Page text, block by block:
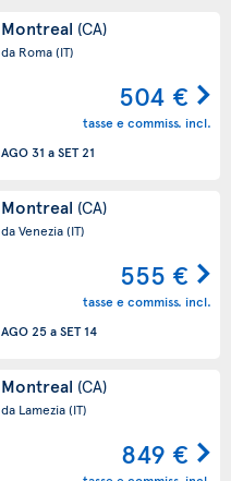
Montreal (CA)
da Roma(IT)
504 €
tasse e commiss. incl.
AGO 31 aSET 21
Montreal (CA)
da Venezia(IT)
555 €
tasse e commiss. incl.
AGO 25aSET 14
Montreal (CA)
da Lamezia(IT)
849 €